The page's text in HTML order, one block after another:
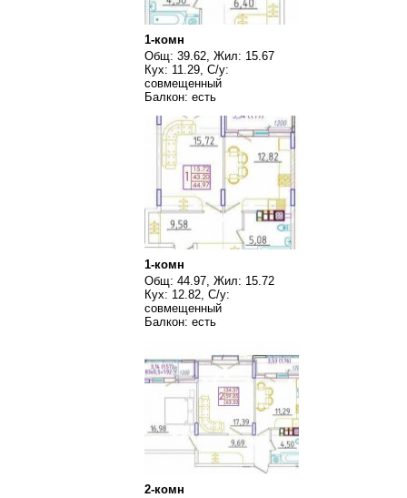
1-комн
Общ: 39.62, Жил: 15.67
Кух: 11.29, С/у:
совмещенный
Балкон: есть
1-комн
Общ: 44.97, Жил: 15.72
Кух: 12.82, С/у:
совмещенный
Балкон: есть
2-комн